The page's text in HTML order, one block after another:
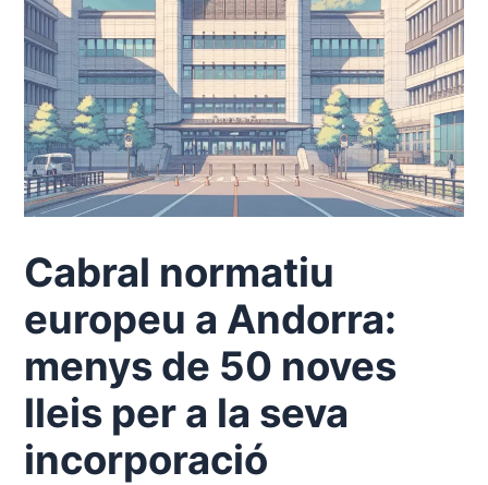
Cabral normatiu
europeu a Andorra:
menys de 50 noves
lleis per a la seva
incorporació